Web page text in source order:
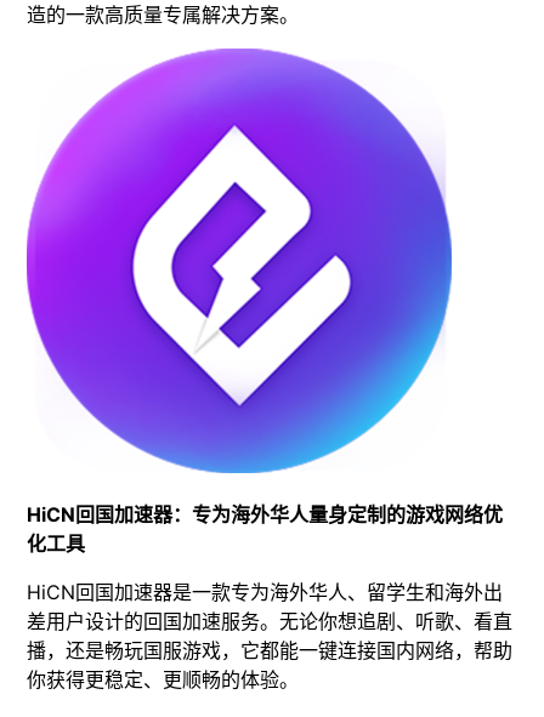
造的一款高质量专属解决方案。
HiCN回国加速器：专为海外华人量身定制的游戏网络优
化工具
HiCN回国加速器是一款专为海外华人、留学生和海外出
差用户设计的回国加速服务。无论你想追剧、听歌、看直
播，还是畅玩国服游戏，它都能一键连接国内网络，帮助
你获得更稳定、更顺畅的体验。